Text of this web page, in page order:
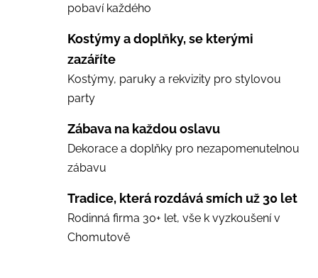
pobaví každého
Kostýmy a doplňky, se kterými
zazáříte
Kostýmy, paruky a rekvizity pro stylovou
party
Zábava na každou oslavu
Dekorace a doplňky pro nezapomenutelnou
zábavu
Tradice, která rozdává smích už 30 let
Rodinná firma 30+ let, vše k vyzkoušení v
Chomutově